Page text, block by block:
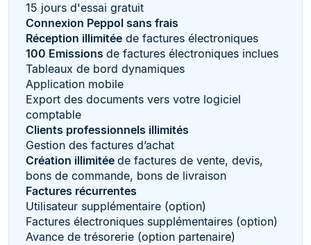
15 jours d'essai gratuit
Connexion Peppol sans frais
Réception illimitée de factures électroniques
100 Emissions de factures électroniques inclues
Tableaux de bord dynamiques
Application mobile
Export des documents vers votre logiciel
comptable
Clients professionnels illimités
Gestion des factures d’achat
Création illimitée de factures de vente, devis,
bons de commande, bons de livraison
Factures récurrentes
Utilisateur supplémentaire (option)
Factures électroniques supplémentaires (option)
Avance de trésorerie (option partenaire)